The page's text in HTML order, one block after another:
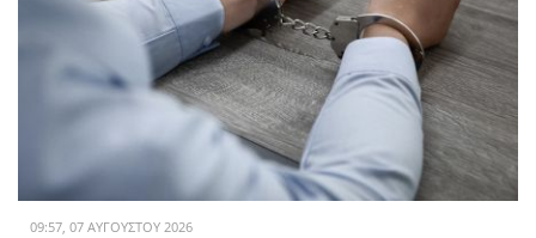
09:57, 07 ΑΥΓΟΎΣΤΟΥ 2026